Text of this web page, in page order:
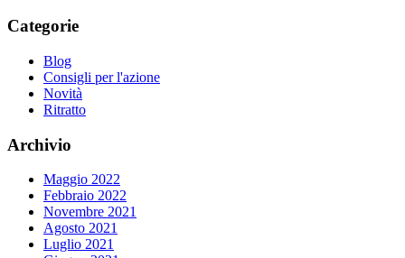
Categorie
Blog
Consigli per l'azione
Novità
Ritratto
Archivio
Maggio 2022
Febbraio 2022
Novembre 2021
Agosto 2021
Luglio 2021